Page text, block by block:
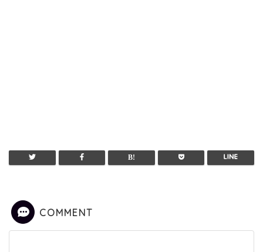
COMMENT